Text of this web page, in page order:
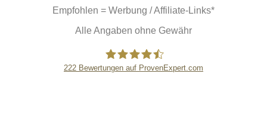
Empfohlen = Werbung / Affiliate-Links*
Alle Angaben ohne Gewähr
222 Bewertungen auf ProvenExpert.com